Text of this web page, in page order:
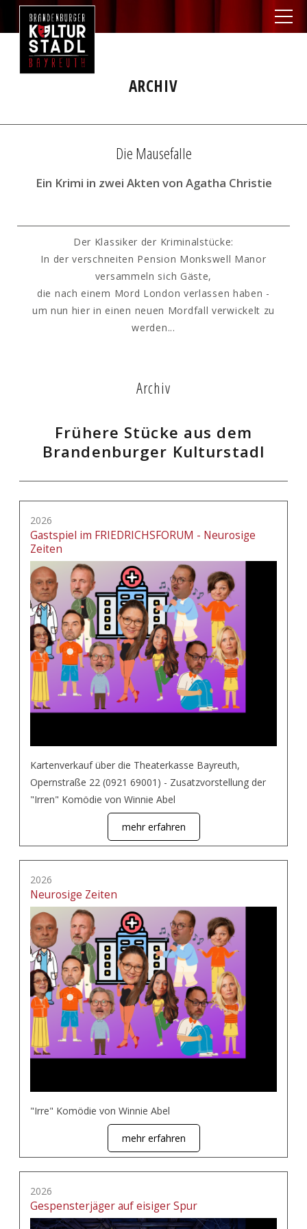
ARCHIV
Die Mausefalle
Ein Krimi in zwei Akten von Agatha Christie
Der Klassiker der Kriminalstücke:
In der verschneiten Pension Monkswell Manor
versammeln sich Gäste,
die nach einem Mord London verlassen haben -
um nun hier in einen neuen Mordfall verwickelt zu
werden...
Archiv
Frühere Stücke aus dem
Brandenburger Kulturstadl
2026
Gastspiel im FRIEDRICHSFORUM - Neurosige
Zeiten
Kartenverkauf über die Theaterkasse Bayreuth,
Opernstraße 22 (0921 69001) - Zusatzvorstellung der
"Irren" Komödie von Winnie Abel
mehr erfahren
2026
Neurosige Zeiten
"Irre" Komödie von Winnie Abel
mehr erfahren
2026
Gespensterjäger auf eisiger Spur